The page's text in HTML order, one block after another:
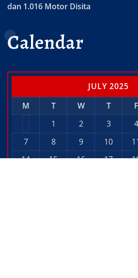
dan 1.016 Motor Disita
Calendar
JULY 2025
M
T W T F
1
2 3 4
7
8 9 10
14
15 16 17